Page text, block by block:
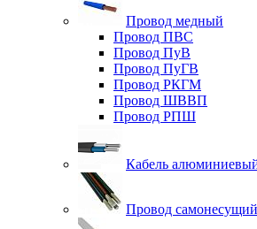
Провод медный
Провод ПВС
Провод ПуВ
Провод ПуГВ
Провод РКГМ
Провод ШВВП
Провод РПШ
Кабель
Провод